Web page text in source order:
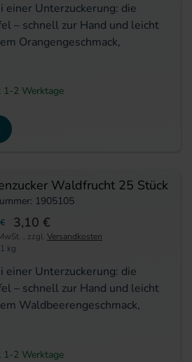
einer Unterzuckerung: die
– schnell zur Hand und leicht
Orangengeschmack,
1-2 Werktage
Waldfrucht 25 Stück
1905105
einer Unterzuckerung: die
– schnell zur Hand und leicht
Waldbeerengeschmack,
3,10 €
, zzgl. Versandkosten
kg
1-2 Werktage